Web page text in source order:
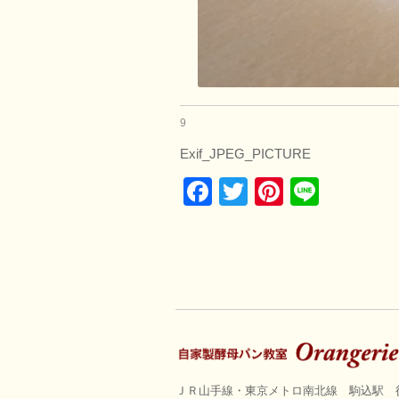
9
Exif_JPEG_PICTURE
Facebook
TwitterPinterest
ＪＲ山手線・東京メトロ南北線 駒込駅